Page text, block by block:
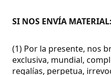
SI NOS ENVÍA MATERIAL:
(1) Por la presente, nos
exclusiva, mundial,
regalías, perpetua,